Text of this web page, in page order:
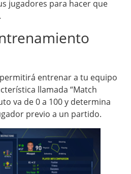
jugadores para hacer que
entrenar a tu equipo
llamada “Match
va de 0 a 100 y determina
previo a un partido.